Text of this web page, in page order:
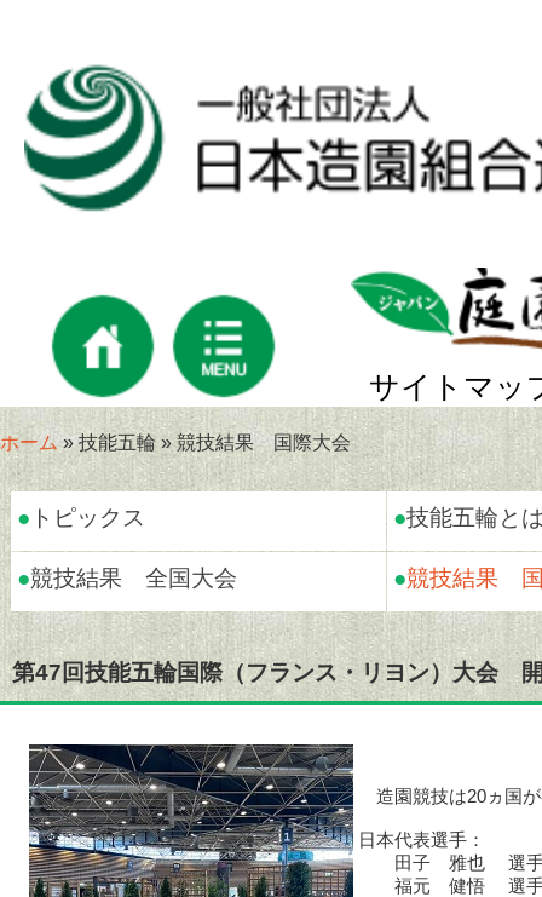
サイトマッ
ホーム» 技能五輪 » 競技結果 国際大会
● トピックス ●技能五輪と
●競技結果 全国大会 ●競技結果
第47回技能五輪国際（フランス・リヨン）大会
造園競技は20ヵ国
日本代表選手：
田子 雅也 選手
福元 健悟 選手